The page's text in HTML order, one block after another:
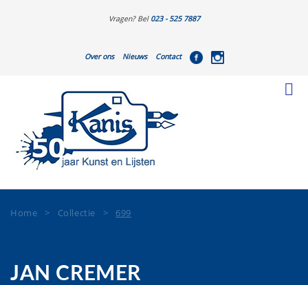
Vragen? Bel 023 - 525 7887
Over ons Nieuws Contact
Home > Collectie > 699
JAN CREMER